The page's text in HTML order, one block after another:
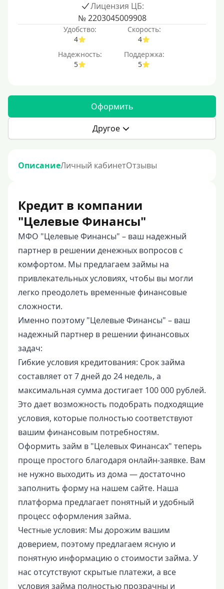
Лицензия ЦБ:
№ 2203045009908
Удобство:
4
Скорость:
4
Надежность:
5
Поддержка:
5
Оформить
Другое
ОписаниеЛичный кабинетОтзывы
Кредит в компании
"Целевые Финансы"
МФО "Целевые Финансы" – ваш надежный
партнер в решении денежных вопросов с
комфортом. Мы предлагаем займы на
привлекательных условиях, чтобы вы могли
легко преодолеть временные финансовые
сложности.
Именно поэтому "Целевые Финансы" – ваш
надежный партнер в решении финансовых
задач:
Гибкие условия кредитования: Срок займа
составляет от 7 дней до 24 недель, а
максимальная сумма достигает 100 000 рублей.
Это дает возможность подобрать подходящие
условия, которые полностью соответствуют
вашим финансовым потребностям.
Оформить займ в "Целевых Финансах" теперь
проще простого благодаря онлайн-заявке. Вам
не нужно выходить из дома — достаточно
заполнить форму на нашем сайте. Наша
платформа предлагает понятный и удобный
процесс оформления займа.
Честные условия: Мы дорожим вашим
доверием, поэтому предлагаем ясную и
понятную информацию о стоимости займа. У
нас отсутствуют скрытые платежи, а все
условия займа полностью прозрачны и